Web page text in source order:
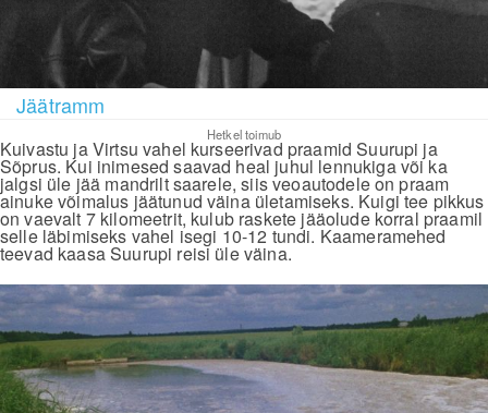
Jäätramm
Hetkel toimub
Kuivastu ja Virtsu vahel kurseerivad praamid Suurupi ja
Sõprus. Kui inimesed saavad heal juhul lennukiga või ka
jalgsi üle jää mandrilt saarele, siis veoautodele on praam
ainuke võimalus jäätunud väina ületamiseks. Kuigi tee pikkus
on vaevalt 7 kilomeetrit, kulub raskete jääolude korral praamil
selle läbimiseks vahel isegi 10-12 tundi. Kaameramehed
teevad kaasa Suurupi reisi üle väina.